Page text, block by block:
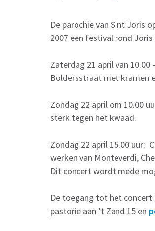
De parochie van Sint Joris
2007 een festival rond Joris
Zaterdag 21 april van
Boldersstraat met kramen
Zondag 22 april om 10.00
sterk tegen het kwaad.
Zondag 22 april 15.00 uur:
werken van Monteverdi,
Dit concert wordt mede
De toegang tot het concert
pastorie aan ’t Zand 15 en